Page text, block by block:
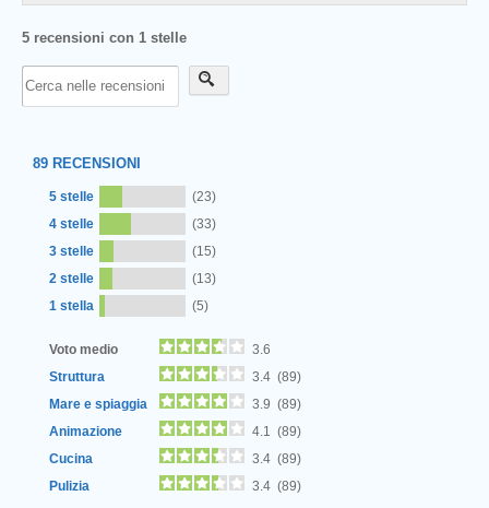
5 recensioni con 1 stelle
89 RECENSIONI
5 stelle
(23)
4 stelle
(33)
3 stelle
(15)
2 stelle
(13)
1 stella
(5)
Voto medio
3.6
Struttura
3.4 (89)
Mare e spiaggia
3.9 (89)
Animazione
4.1 (89)
Cucina
3.4 (89)
Pulizia
3.4 (89)